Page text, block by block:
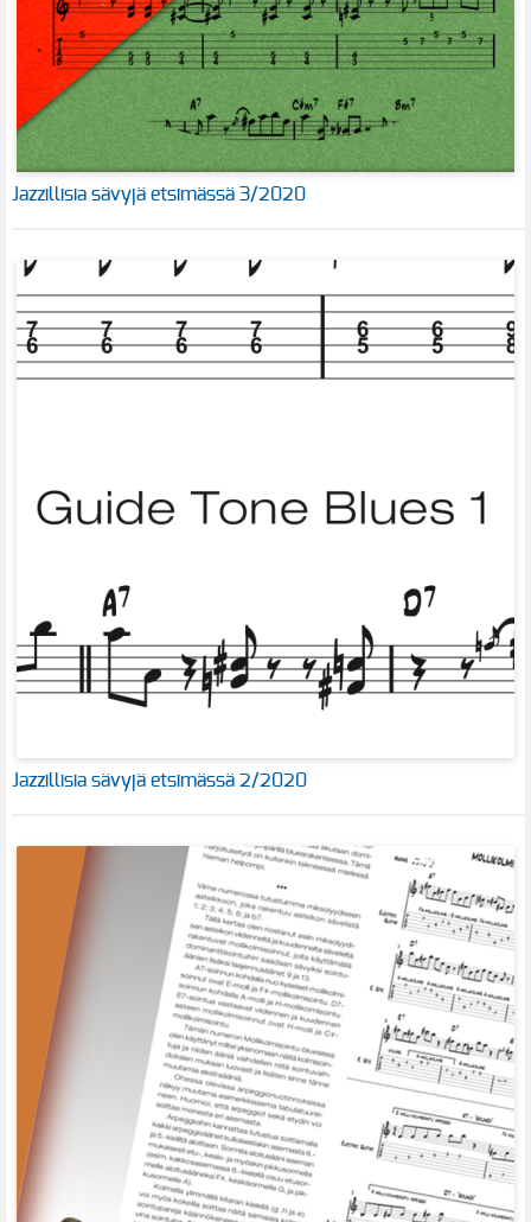
Jazzillisia sävyjä etsimässä 3/2020
Jazzillisia sävyjä etsimässä 2/2020